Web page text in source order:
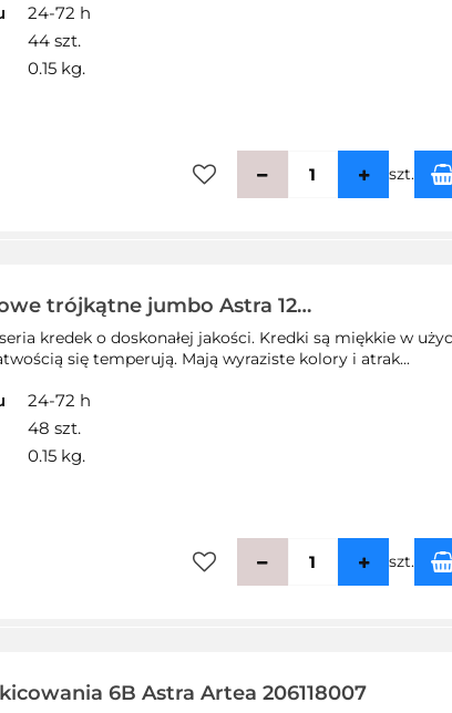
24-72 h
44 szt.
0.15 kg.
szt.
trójkątne jumbo Astra 12
kredek o doskonałej jakości. Kredki są miękkie w
się temperują. Mają wyraziste kolory i atrak...
24-72 h
48 szt.
0.15 kg.
szt.
6B Astra Artea 206118007